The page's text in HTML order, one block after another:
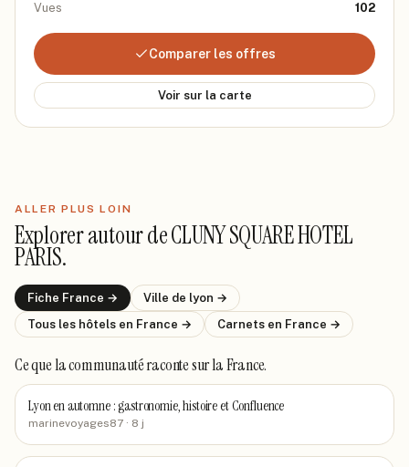
Vues
102
Comparer les offres
Voir sur la carte
ALLER PLUS LOIN
Explorer autour deCLUNY SQUARE HOTEL
PARIS.
Fiche France → Ville de lyon →
Tous les hôtels en France → Carnets en France →
Ce que la communauté racontesur la France.
Lyon en automne : gastronomie, histoire et Confluence
marinevoyages87 · 8 j